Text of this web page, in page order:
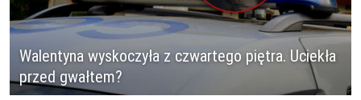
Walentyna wyskoczyła z czwartego piętra. Uciekła
przed gwałtem?